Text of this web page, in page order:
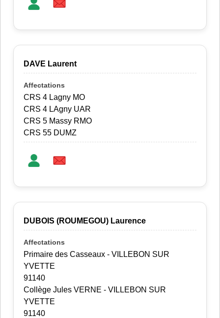
DAVE Laurent
CRS 4 Lagny MO
CRS 4 LAgny UAR
CRS 5 Massy RMO
CRS 55 DUMZ
DUBOIS (ROUMEGOU) Laurence
Primaire des Casseaux - VILLEBON SUR
YVETTE
91140
Collège Jules VERNE - VILLEBON SUR
YVETTE
91140